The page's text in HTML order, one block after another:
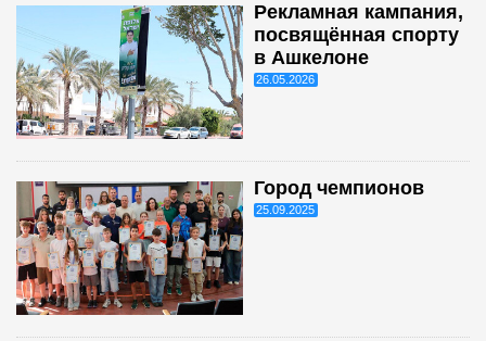
Рекламная кампания,
посвящённая спорту
в Ашкелоне
26.05.2026
Город чемпионов
25.09.2025